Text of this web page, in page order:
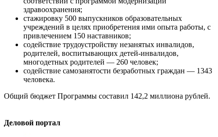
здравоохранения;
стажировку 500 выпускников образовательных
учреждений в целях приобретения ими опыта работы, с
привлечением 150 наставников;
содействие трудоустройству незанятых инвалидов,
родителей, воспитывающих детей-инвалидов,
многодетных родителей — 260 человек;
содействие самозанятости безработных граждан — 1343
человека.
Общий бюджет Программы составил 142,2 миллиона рублей.
Деловой портал